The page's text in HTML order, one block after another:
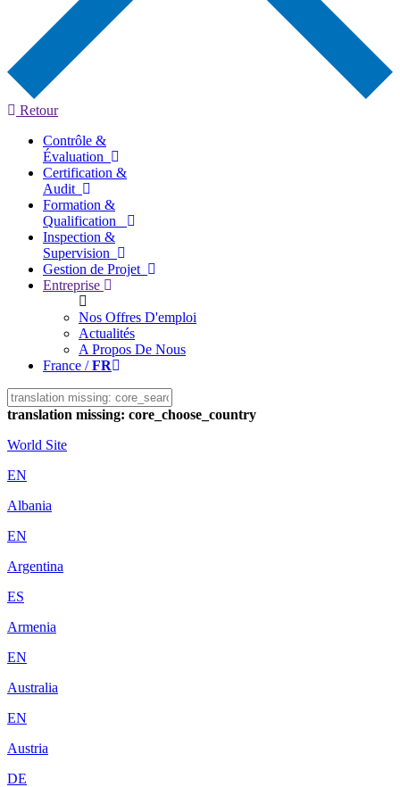
Retour
Contrôle &
Évaluation
Certification &
Audit
Formation &
Qualification
Inspection &
Supervision
Gestion de Projet
Entreprise
Nos Offres D'emploi
Actualités
A Propos De Nous
France /FR
translation missing: core_choose_country
World Site
EN
Albania
EN
Argentina
ES
Armenia
EN
Australia
EN
Austria
DE